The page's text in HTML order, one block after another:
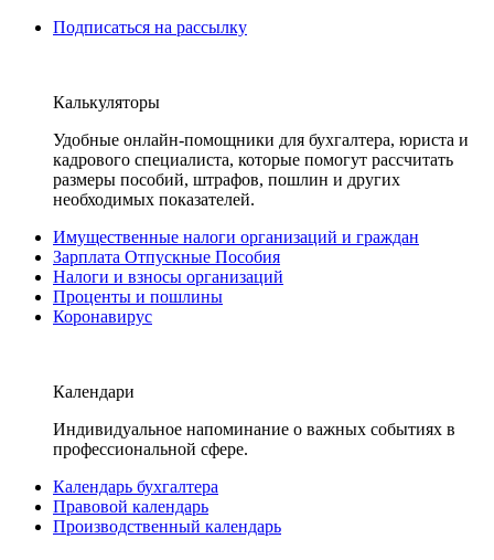
Подписаться на рассылку
Калькуляторы
Удобные онлайн-помощники для бухгалтера, юриста и
кадрового специалиста, которые помогут рассчитать
размеры пособий, штрафов, пошлин и других
необходимых показателей.
Имущественные налоги организаций и граждан
Зарплата Отпускные Пособия
Налоги и взносы организаций
Проценты и пошлины
Коронавирус
Календари
Индивидуальное напоминание о важных событиях в
профессиональной сфере.
Календарь бухгалтера
Правовой календарь
Производственный календарь